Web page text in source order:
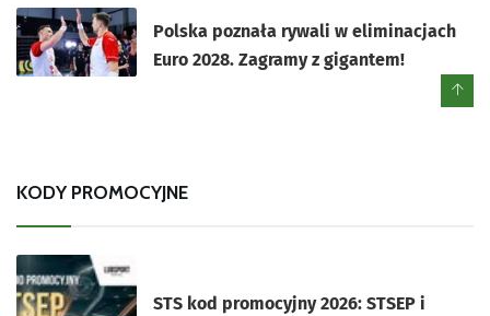
Polska poznała rywali w eliminacjach
Euro 2028. Zagramy z gigantem!
KODY PROMOCYJNE
STS kod promocyjny 2026: STSEP i